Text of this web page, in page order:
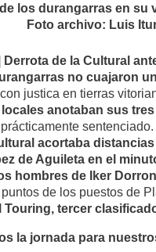
los durangarras en su
Foto archivo: Luis
Derrota de la Cultural
no cuajaron
justica en tierras
anotaban sus
acortaba
de Aguileta en el
hombres de Iker
de los puestos de
Touring, tercer
la jornada para